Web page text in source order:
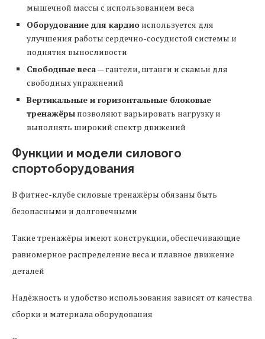
мышечной массы с использованием веса
Оборудование для кардио используется для
улучшения работы сердечно-сосудистой системы и
поднятия выносливости
Свободные веса— гантели, штанги и скамьи для
свободных упражнений
Вертикальные и горизонтальные блоковые
тренажёры позволяют варьировать нагрузку и
выполнять широкий спектр движений
Функции и модели силового
спортоборудования
В фитнес-клубе силовые тренажёры обязаны быть
безопасными и долговечными
Такие тренажёры имеют конструкции, обеспечивающие
равномерное распределение веса и плавное движение
деталей
Надёжность и удобство использования зависят от качества
сборки и материала оборудования